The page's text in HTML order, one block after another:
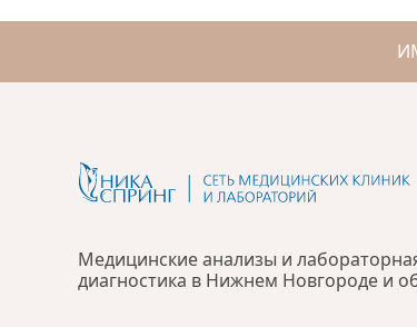
Медицинские анализы и
диагностика в Нижнем Новгороде и